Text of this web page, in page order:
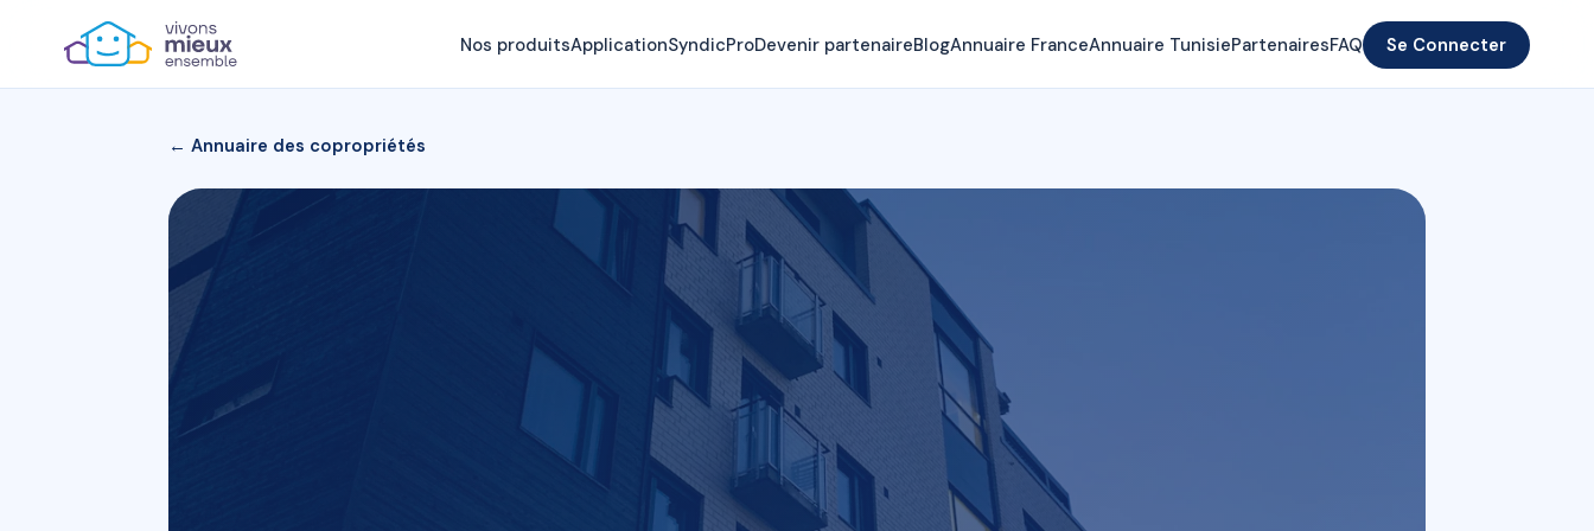
Nos produitsApplicationSyndicProDevenir partenaireBlogAnnuaire FranceAnnuaire TunisiePartenairesFAQ Se Connecter
← Annuaire des copropriétés